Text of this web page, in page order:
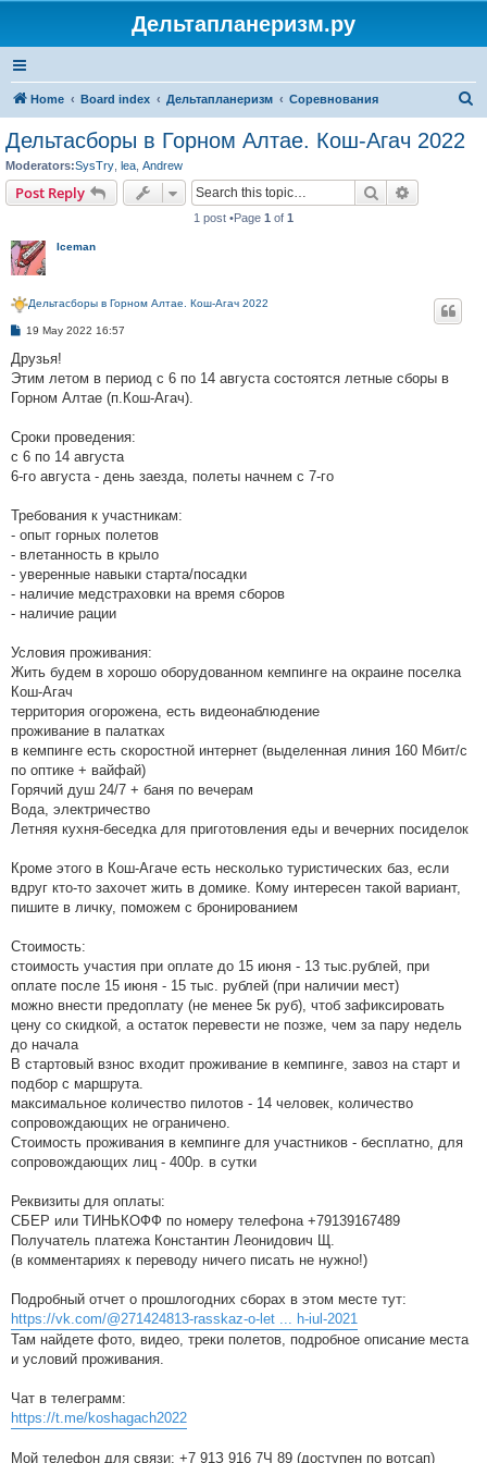
Дельтапланеризм.ру
Home Board index Дельтапланеризм Соревнования
Дельтасборы в Горном Алтае. Кош-Агач 2022
Moderators:SysTry lea Andrew
Post Reply Search
1 post •Page 1 of 1
Iceman
Дельтасборы в Горном Алтае. Кош-Агач 2022
P
s
t
19 May 2022 16:57
Друзья!
Этим летом в период с 6 по 14 августа состоятся летные сборы в
Горном Алтае (п.Кош-Агач).
Сроки проведения:
с 6 по 14 августа
6-го августа - день заезда, полеты начнем с 7-го
Требования к участникам:
- опыт горных полетов
- влетанность в крыло
- уверенные навыки старта/посадки
- наличие медстраховки на время сборов
- наличие рации
Условия проживания:
Жить будем в хорошо оборудованном кемпинге на окраине поселка
Кош-Агач
территория огорожена, есть видеонаблюдение
проживание в палатках
в кемпинге есть скоростной интернет (выделенная линия 160 Мбит/с
по оптике + вайфай)
Горячий душ 24/7 + баня по вечерам
Вода, электричество
Летняя кухня-беседка для приготовления еды и вечерних посиделок
Кроме этого в Кош-Агаче есть несколько туристических баз, если
вдруг кто-то захочет жить в домике. Кому интересен такой вариант,
пишите в личку, поможем с бронированием
Стоимость:
стоимость участия при оплате до 15 июня - 13 тыс.рублей, при
оплате после 15 июня - 15 тыс. рублей (при наличии мест)
можно внести предоплату (не менее 5к руб), чтоб зафиксировать
цену со скидкой, а остаток перевести не позже, чем за пару недель
до начала
В стартовый взнос входит проживание в кемпинге, завоз на старт и
подбор с маршрута.
максимальное количество пилотов - 14 человек, количество
сопровождающих не ограничено.
Стоимость проживания в кемпинге для участников - бесплатно, для
сопровождающих лиц - 400р. в сутки
Реквизиты для оплаты:
СБЕР или ТИНЬКОФФ по номеру телефона +79139167489
Получатель платежа Константин Леонидович Щ.
(в комментариях к переводу ничего писать не нужно!)
Подробный отчет о прошлогодних сборах в этом месте тут:
https://vk.com/@271424813-rasskaz-o-let ... h-iul-2021
Там найдете фото, видео, треки полетов, подробное описание места
и условий проживания.
Чат в телеграмм:
https://t.me/koshagach2022
Мой телефон для связи: +7 91З 916 7Ч 89 (доступен по вотсап)